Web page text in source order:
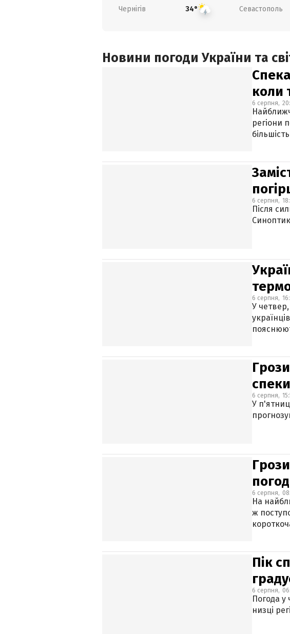
Чернігів 34° Севастополь
Новини погоди України та
коли
6 серпня,
регіони
6 серпня,
Після
6 серпня,
У
6 серпня,
У
6 серпня,
На
ж
Пік
6 серпня,
Погода
низці